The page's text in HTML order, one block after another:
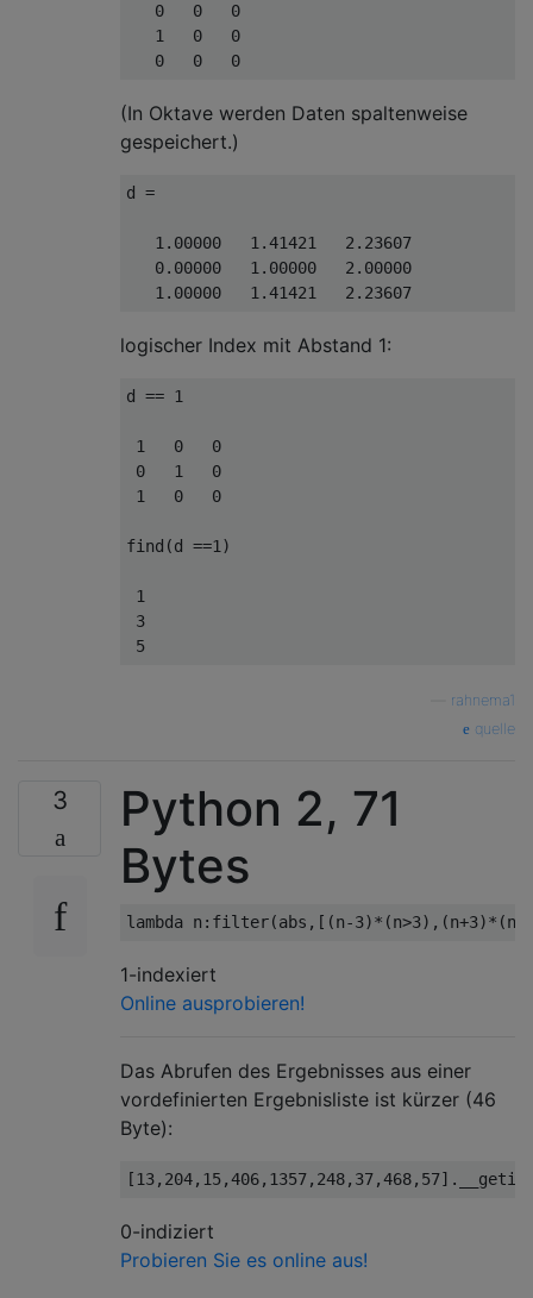
0 0
0
1
0
0
0
0 0
(In Oktave werden Daten spaltenweise
gespeichert.)
d =
1.00000 1.41421
2.23607
0.00000
1.00000
2.00000
1.00000
1.41421 2.23607
logischer Index mit Abstand 1:
d == 1
1 0
0
0
1
0
1
0 0
find (d ==1 )
1
3
5
rahnema1
quelle
3
Python 2, 71
Bytes
lambda n : filter(abs ,[(n-3)*(n>3),(n+3)*(n
1-indexiert
Online ausprobieren!
Das Abrufen des Ergebnisses aus einer
vordefinierten Ergebnisliste ist kürzer (46
Byte):
[13, 204, 15,406, 1357, 248, 37,468, 57].
0-indiziert
Probieren Sie es online aus!